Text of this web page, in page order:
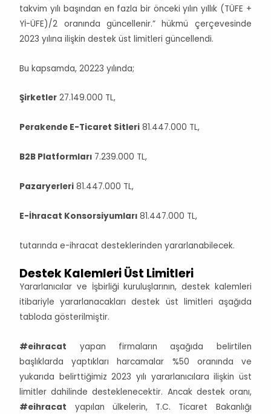
takvim yılı başından en fazla bir önceki yılın yıllık (TÜFE +
Yİ-ÜFE)/2 oranında güncellenir.” hükmü çerçevesinde
2023 yılına ilişkin destek üst limitleri güncellendi.
Bu kapsamda, 20223 yılında;
Şirketler 27.149.000 TL,
Perakende E-Ticaret Sitleri 81.447.000 TL,
B2B Platformları 7.239.000 TL,
Pazaryerleri 81.447.000 TL,
E-İhracat Konsorsiyumları 81.447.000 TL,
tutarında e-ihracat desteklerinden yararlanabilecek.
Destek Kalemleri Üst Limitleri
Yararlanıcılar ve İşbirliği kuruluşlarının, destek kalemleri
itibariyle yararlanacakları destek üst limitleri aşağıda
tabloda gösterilmiştir.
#eihracat yapan firmaların aşağıda belirtilen
başlıklarda yaptıkları harcamalar %50 oranında ve
yukarıda belirttiğimiz 2023 yılı yararlanıcılara ilişkin üst
limitler dahilinde desteklenecektir. Ancak destek oranı,
#eihracat yapılan ülkelerin, T.C. Ticaret Bakanlığı